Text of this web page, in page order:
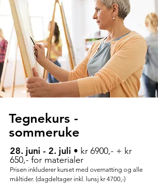
Tegnekurs -
sommeruke
28. juni - 2. juli • kr 6900,- + kr
650,- for materialer
Prisen inkluderer kurset med overnatting og alle
måltider. (dagdel tager inkl. lunsj kr 4700,-)